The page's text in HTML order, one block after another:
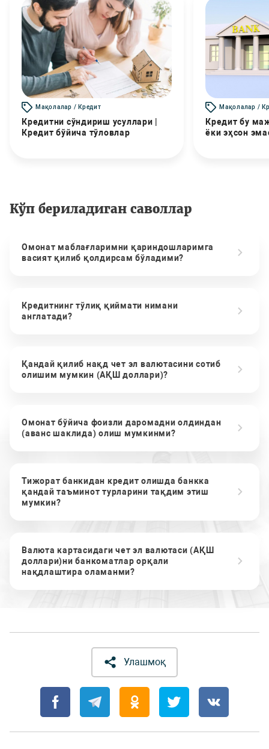
Мақолалар / Кредит
Кредитни сўндириш усуллари |
Кредит бўйича тўловлар
Мақолалар /
Кредит бу
ёки эҳсон
Кўп бериладиган саволлар
Омонат маблағларимни қариндошларимга
васият қилиб қолдирсам бўладими?
Кредитнинг тўлиқ қиймати нимани
англатади?
Қандай қилиб нақд чет эл валютасини сотиб
олишим мумкин (АҚШ доллари)?
Омонат бўйича фоизли даромадни олдиндан
(аванс шаклида) олиш мумкинми?
Тижорат банкидан кредит олишда банкка
қандай таъминот турларини тақдим этиш
мумкин?
Валюта картасидаги чет эл валютаси (АҚШ
доллари)ни банкоматлар орқали
нақдлаштира оламанми?
Улашмоқ